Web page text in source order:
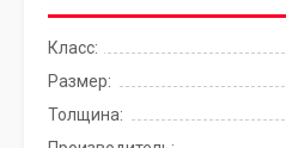
Класс:
Размер:
Толщина: